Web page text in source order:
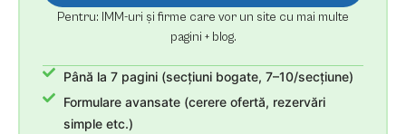
Pentru: IMM-uri și firme care vor un site cu mai multe
pagini + blog.
Până la 7 pagini (secțiuni bogate, 7–10/secțiune)
Formulare avansate (cerere ofertă, rezervări
simple etc.)